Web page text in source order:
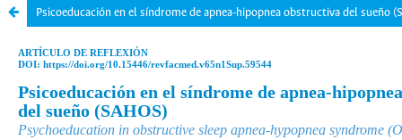
Psicoeducación en el síndrome de apnea-hipopnea obstructiva del sueño